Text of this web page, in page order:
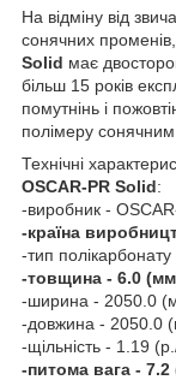
На відміну від
сонячних
Solid має
більш 15 років
помутнінь і
полімеру
Технічні
OSCAR-PR Solid:
-виробник -
-країна
-тип
-товщина - 6.0
-ширина - 2050.0
-довжина - 2050.0
-щільність - 1.19
-питома вага - 7.2